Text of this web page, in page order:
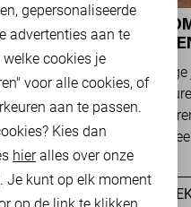
BIJ SANS:
comfortabel,
Lady
helemaal
BOHO
Van
zachte
Romance
het
gepersonaliseerde
advertenties aan te
cookies je
voor alle cookies, of
aan te passen.
Kies dan
hieralles over onze
Je kunt op elk moment